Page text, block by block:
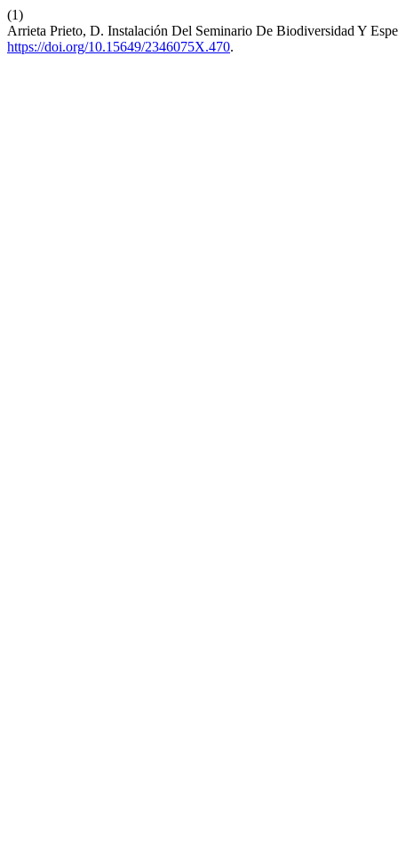
(1)
Arrieta Prieto, D. Instalación Del Seminario De Biodiversidad Y
https://doi.org/10.15649/2346075X.470.